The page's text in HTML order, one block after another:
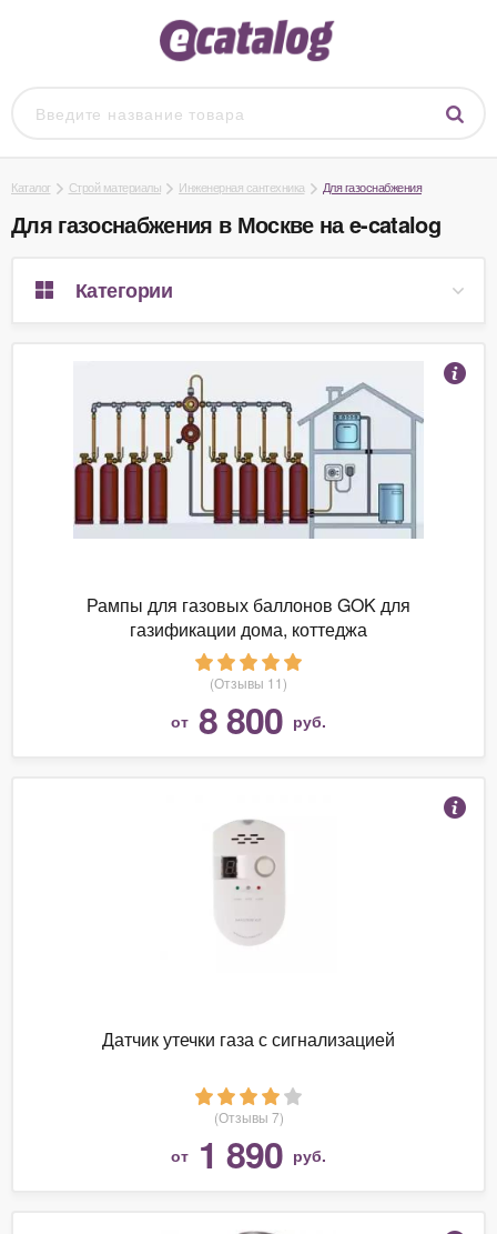
Каталог Строй материалы Инженерная сантехника Для газоснабжения
Для газоснабжения в Москве на e-catalog
Категории
Рампы для газовых баллонов GOK для
газификации дома, коттеджа
(Отзывы 11)
от 8 800 руб.
Датчик утечки газа с сигнализацией
(Отзывы 7)
от 1 890 руб.